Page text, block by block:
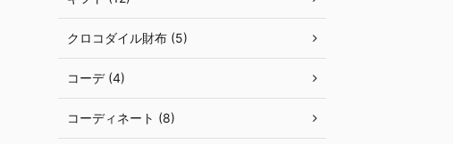
クロコダイル財布 (5)
コーデ (4)
コーディネート (8)